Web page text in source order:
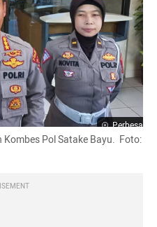
Perbesar
Pol Satake Bayu.  Foto: